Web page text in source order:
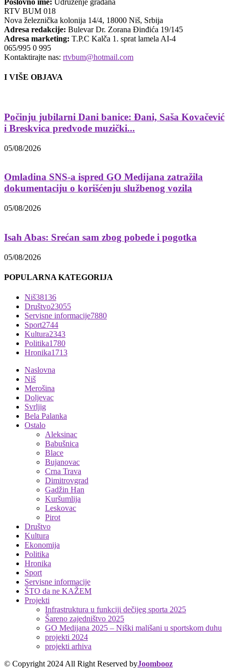
RTV BUM 018
Nova železnička kolonija 14/4, 18000 Niš, Srbija
Adresa redakcije: Bulevar Dr. Zorana Đinđića 19/145
Adresa marketing: T.P.C Kalča 1. sprat lamela AI-4
065/995 0 995
Kontaktirajte nas: rtvbum@hotmail.com
I VIŠE OBJAVA
Počinju jubilarni Dani banice: Đani, Saša Kovačević
i Breskvica predvode muzički...
05/08/2026
Omladina SNS-a ispred GO Medijana zatražila
dokumentaciju o korišćenju službenog vozila
05/08/2026
Isah Abas: Srećan sam zbog pobede i pogotka
05/08/2026
POPULARNA KATEGORIJA
Niš38136
Društvo23055
Servisne informacije7880
Sport2744
Kultura2343
Politika1780
Hronika1713
Naslovna
Niš
Merošina
Doljevac
Svrljig
Bela Palanka
Ostalo
Aleksinac
Babušnica
Blace
Bujanovac
Crna Trava
Dimitrovgrad
Gadžin Han
Kuršumlija
Leskovac
Pirot
Društvo
Kultura
Ekonomija
Politika
Hronika
Sport
Servisne informacije
ŠTO da ne KAŽEM
Projekti
Infrastruktura u funkciji dečijeg sporta 2025
Šareno zajedništvo 2025
GO Medijana 2025 – Niški mališani u sportskom duhu
projekti 2024
projekti arhiva
© Copyright 2024 All Right Reserved byJoombooz